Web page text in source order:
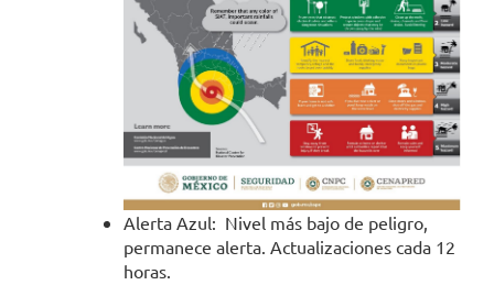
Alerta Azul: Nivel más bajo de peligro,
permanece alerta. Actualizaciones cada 12
horas.